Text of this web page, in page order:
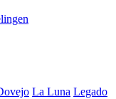
La Luna Legado